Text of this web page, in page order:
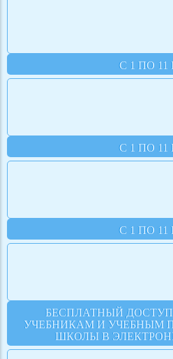
С 1 ПО
С 1 ПО
С 1 ПО
БЕСПЛАТНЫЙ
УЧЕБНИКАМ И УЧЕБНЫМ
ШКОЛЫ В